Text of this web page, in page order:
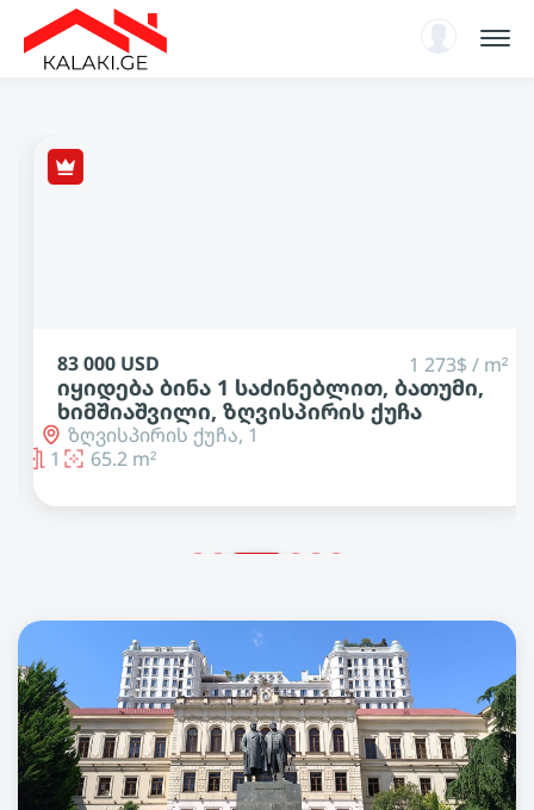
ენციკლოპედია
ახალი ამბები, ანალიტიკა
1 273$ / m²
ბათუმი,
ქუჩა
118 000 USD
იყიდება ბინა 1
აეროპორტი, ლეხ
კაჩინსკების ქუჩა